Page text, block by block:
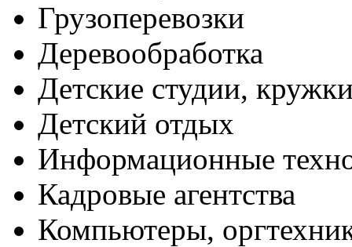
Грузоперевозки
Деревообработка
Детские студии,
Детский отдых
Информационные
Кадровые агентства
Компьютеры,